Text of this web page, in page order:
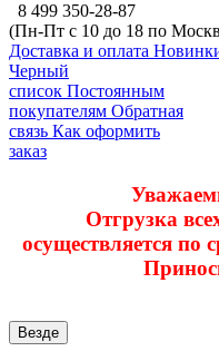
8 499 350-28-87
(Пн-Пт с 10 до 18 по
Доставка и оплата
Черный
список Постоянным
покупателям Обратная
связь Как оформить
заказ
Отгрузка
осуществляется по
Везде